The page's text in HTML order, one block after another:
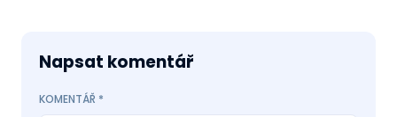
Napsat komentář
KOMENTÁŘ *